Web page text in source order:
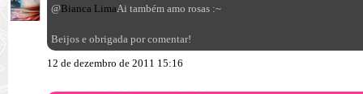
@Bianca LimaAi também amo rosas :~
Beijos e obrigada por comentar!
12 de dezembro de 2011 15:16